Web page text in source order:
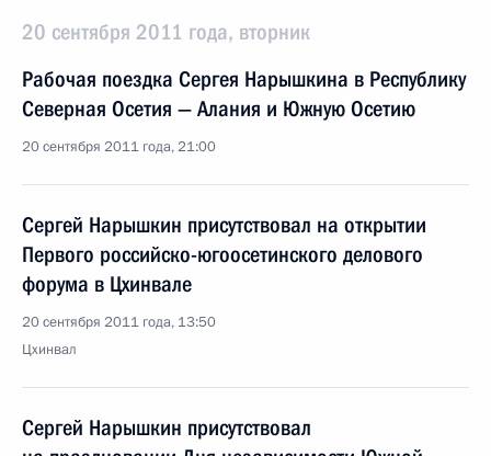
20 сентября 2011 года, вторник
Рабочая поездка Сергея Нарышкина в Республику
Северная Осетия — Алания и Южную Осетию
20 сентября 2011 года, 21:00
Сергей Нарышкин присутствовал на открытии
Первого российско-югоосетинского делового
форума в Цхинвале
20 сентября 2011 года, 13:50
Цхинвал
Сергей Нарышкин присутствовал